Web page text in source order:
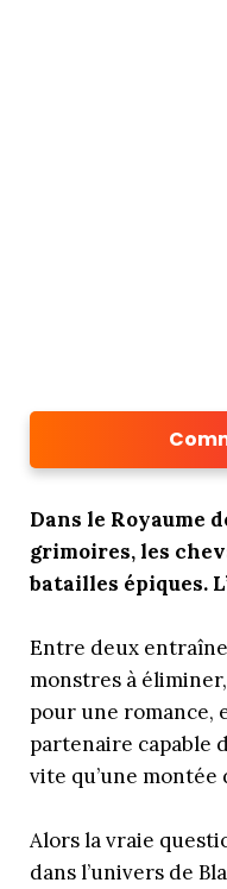
Dans le Royaume
grimoires, les
batailles épiques.
Entre deux
monstres à
pour une
partenaire capable
vite qu’une montée
Alors la vraie
dans l’univers de